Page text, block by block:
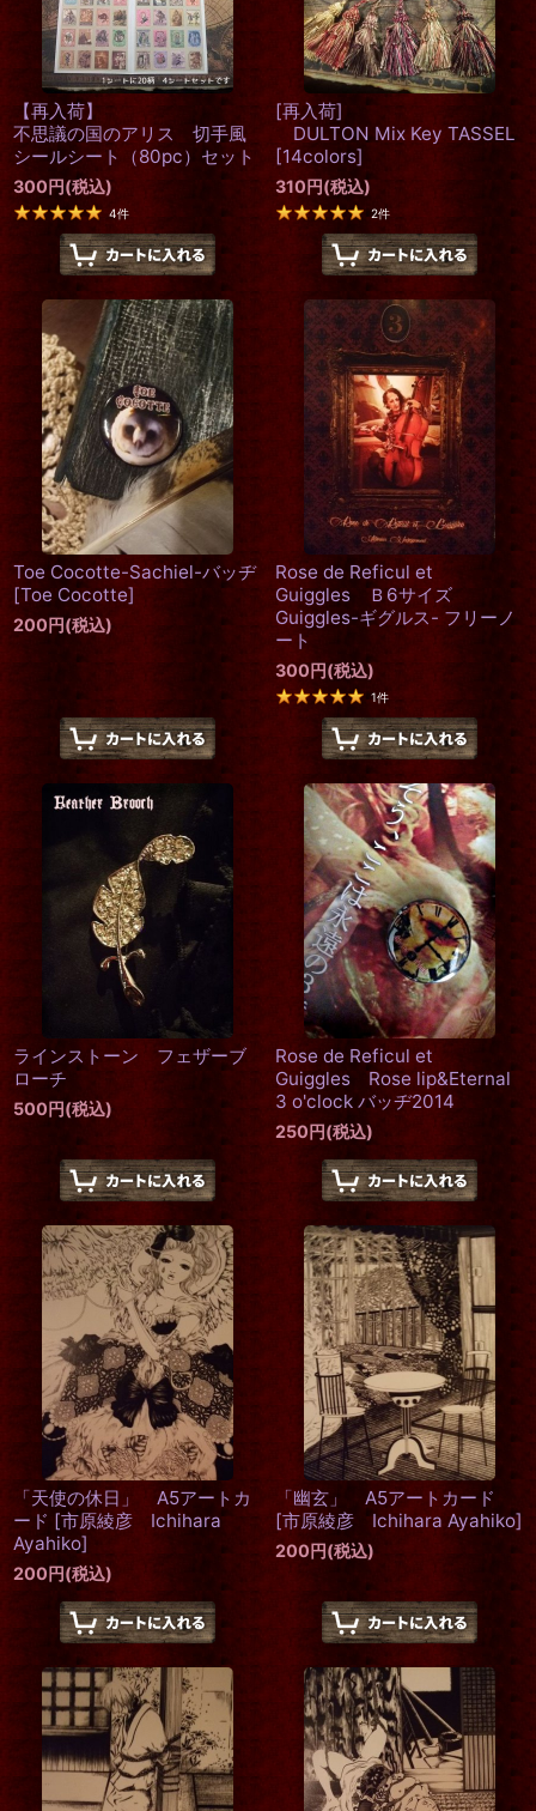
【再入荷】
不思議の国のアリス 切手風
シールシート（80pc）セット
300円(税込)
4件
[再入荷]
DULTON Mix Key TASSEL
[14colors]
310円(税込)
2件
Toe Cocotte-Sachiel-バッヂ
[Toe Cocotte]
200円(税込)
Rose de Reficul et
Guiggles Ｂ6サイズ
Guiggles-ギグルス- フリーノ
ート
300円(税込)
1件
ラインストーン フェザーブ
ローチ
500円(税込)
Rose de Reficul et
Guiggles Rose lip&Eternal
3 o'clock バッヂ2014
250円(税込)
「天使の休日」 A5アートカ
ード [市原綾彦 Ichihara
Ayahiko]
200円(税込)
「幽玄」 A5アートカード
[市原綾彦 Ichihara Ayahiko]
200円(税込)